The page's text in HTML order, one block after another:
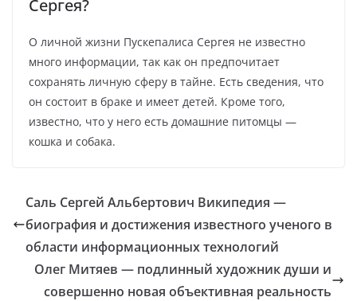
Сергея?
О личной жизни Пускепалиса Сергея не известно
много информации, так как он предпочитает
сохранять личную сферу в тайне. Есть сведения, что
он состоит в браке и имеет детей. Кроме того,
известно, что у него есть домашние питомцы —
кошка и собака.
Саль Сергей Альбертович Википедия —
биография и достижения известного ученого в
области информационных технологий
Олег Митяев — подлинный художник души и
совершенно новая объективная реальность